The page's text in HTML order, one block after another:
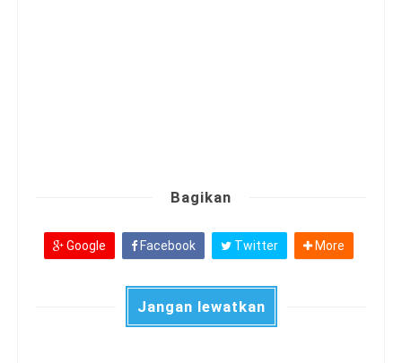
Bagikan
Google Facebook Twitter More
Jangan lewatkan